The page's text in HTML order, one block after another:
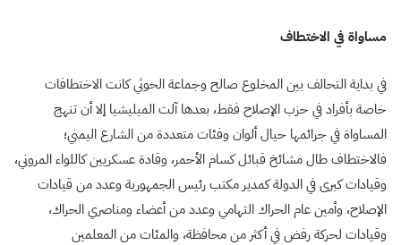
مساواة في الاختطاف
في بداية التحالف بين المخلوع صالح وجماعة الحوثي كانت الاختطافات
خاصة بأفراد في حزب الإصلاح فقط، بعدها آلت الميليشيا إلا أن تنهج
المساواة في جرائمها حيال ألوان وفئات متعددة من الشارع اليمني؛
فالاختطاف طال مشائخ قبائل كسام الأحمر، وقادة عسكريين كاللواء المروني،
وقيادات كبرى في الدولة كمدير مكتب رئيس الجمهورية وعدد من قيادات
الإصلاح، وأمين عام الحراك التهامي وعدد من أعضاء ومناصري الحراك،
وقيادات لحركة رفض في أكثر من محافظة، والمئات من المعلمين